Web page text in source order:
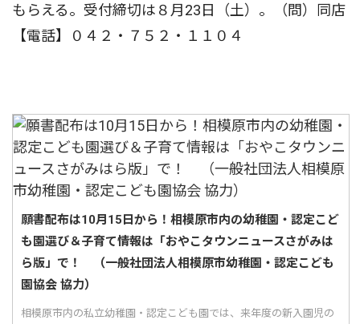
もらえる。受付締切は８月23日（土）。（問）同店
【電話】０４２・７５２・１１０４
願書配布は10月15日から！相模原市内の幼稚園・認定こど
も園選び＆子育て情報は「おやこタウンニュースさがみは
ら版」で！ （一般社団法人相模原市幼稚園・認定こども
園協会 協力）
相模原市内の私立幼稚園・認定こども園では、来年度の新入園児の